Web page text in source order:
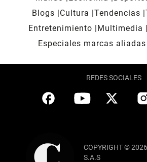
Blogs
Cultura Tendencias
Entretenimiento
Multimedia
Especiales marcas aliadas
REDES SOCIALES
COPYRIGHT ©
S.A.S